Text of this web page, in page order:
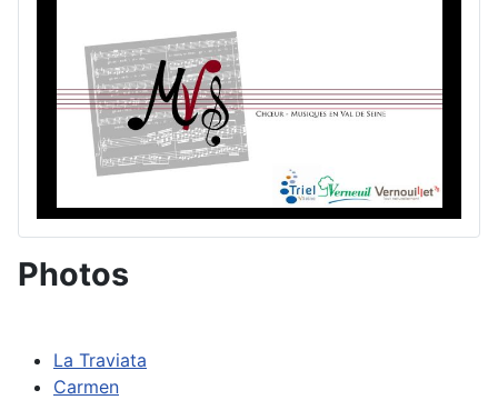
Photos
La Traviata
Carmen